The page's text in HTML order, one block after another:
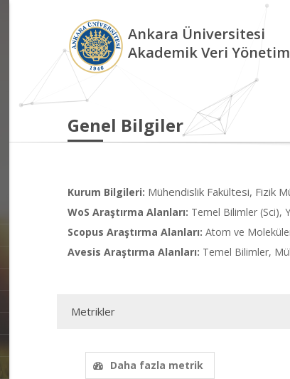
Ankara Üniversitesi
Akademik Veri
Genel Bilgiler
Kurum Bilgileri: Mühendislik Fakültesi, Fizik
WoS Araştırma Alanları: Temel Bilimler (Sci),
Scopus Araştırma Alanları: Atom ve
Avesis Araştırma Alanları: Temel Bilimler,
Metrikler
Daha fazla metrik